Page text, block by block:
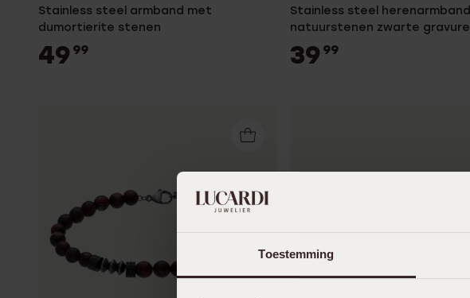
Toestemming
Stainless steel armband met
dumortierite stenen
49 99
Stainless steel herenarmband
natuurstenen zwarte gravure
39 99